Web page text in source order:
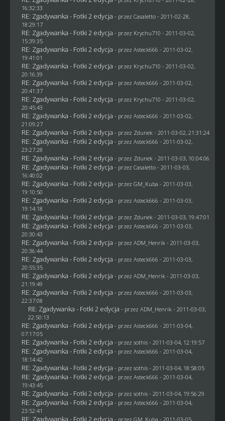
16:32:33
RE: Zgadywanka - Fotki 2 edycja - przez Casaletto- 2011-02-28,
18:29:17
RE: Zgadywanka - Fotki 2 edycja - przez Krychu710 - 2011-03-02,
15:39:35
RE: Zgadywanka - Fotki 2 edycja - przez Asteck666 - 2011-03-02,
19:41:01
RE: Zgadywanka - Fotki 2 edycja - przez Krychu710 - 2011-03-02,
20:16:39
RE: Zgadywanka - Fotki 2 edycja - przez Asteck666 - 2011-03-02,
20:41:37
RE: Zgadywanka - Fotki 2 edycja - przez Krychu710 - 2011-03-02,
20:45:43
RE: Zgadywanka - Fotki 2 edycja - przez Asteck666 - 2011-03-02,
21:09:27
RE: Zgadywanka - Fotki 2 edycja - przez Zdunek - 2011-03-02, 21:31:24
RE: Zgadywanka - Fotki 2 edycja - przez Asteck666 - 2011-03-02,
23:27:28
RE: Zgadywanka - Fotki 2 edycja - przez Zdunek - 2011-03-03, 10:04:06
RE: Zgadywanka - Fotki 2 edycja - przez Casaletto- 2011-03-03,
16:40:02
RE: Zgadywanka - Fotki 2 edycja - przez GM_Kuba - 2011-03-03,
19:10:50
RE: Zgadywanka - Fotki 2 edycja - przez Asteck666 - 2011-03-03,
19:14:18
RE: Zgadywanka - Fotki 2 edycja - przez Zdunek - 2011-03-03, 19:47:01
RE: Zgadywanka - Fotki 2 edycja - przez Asteck666 - 2011-03-03,
20:30:43
RE: Zgadywanka - Fotki 2 edycja - przez ADM_Henrik - 2011-03-03,
20:36:44
RE: Zgadywanka - Fotki 2 edycja - przez Asteck666 - 2011-03-03,
20:55:35
RE: Zgadywanka - Fotki 2 edycja - przez ADM_Henrik - 2011-03-03,
21:19:49
RE: Zgadywanka - Fotki 2 edycja - przez Asteck666 - 2011-03-03,
22:37:08
RE: Zgadywanka - Fotki 2 edycja - przez ADM_Henrik - 2011-03-03,
22:50:13
RE: Zgadywanka - Fotki 2 edycja - przez Asteck666 - 2011-03-04,
07:17:05
RE: Zgadywanka - Fotki 2 edycja - przez sothis- 2011-03-04, 12:19:57
RE: Zgadywanka - Fotki 2 edycja - przez Asteck666 - 2011-03-04,
18:14:42
RE: Zgadywanka - Fotki 2 edycja - przez sothis- 2011-03-04, 18:58:05
RE: Zgadywanka - Fotki 2 edycja - przez Asteck666 - 2011-03-04,
19:43:45
RE: Zgadywanka - Fotki 2 edycja - przez sothis- 2011-03-04, 19:56:29
RE: Zgadywanka - Fotki 2 edycja - przez Asteck666 - 2011-03-04,
23:52:41
RE: Zgadywanka - Fotki 2 edycja - przez GM_Kuba - 2011-03-05,